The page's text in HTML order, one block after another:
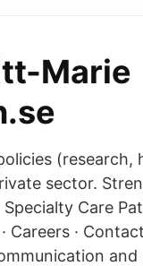
Marie
(research,
sector.
Care
Careers ·
and